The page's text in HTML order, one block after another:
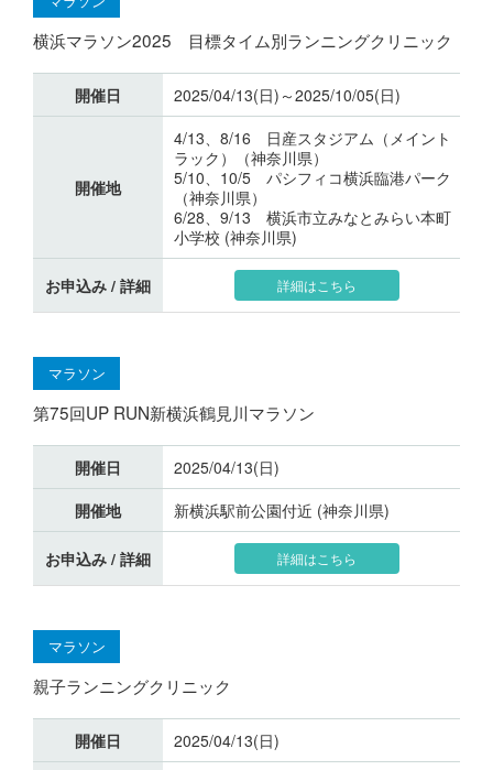
横浜マラソン2025 目標タイム別ランニングクリニック
開催日 2025/04/13(日)～2025/10/05(日)
開催地
4/13、8/16 日産スタジアム（メイント
ラック）（神奈川県）
5/10、10/5 パシフィコ横浜臨港パーク
（神奈川県）
6/28、9/13 横浜市立みなとみらい本町
小学校 (神奈川県)
お申込み / 詳細 詳細はこちら
マラソン
第75回UP RUN新横浜鶴見川マラソン
開催日
2025/04/13(日)
開催地
新横浜駅前公園付近 (神奈川県)
お申込み / 詳細 詳細はこちら
マラソン
親子ランニングクリニック
開催日 2025/04/13(日)